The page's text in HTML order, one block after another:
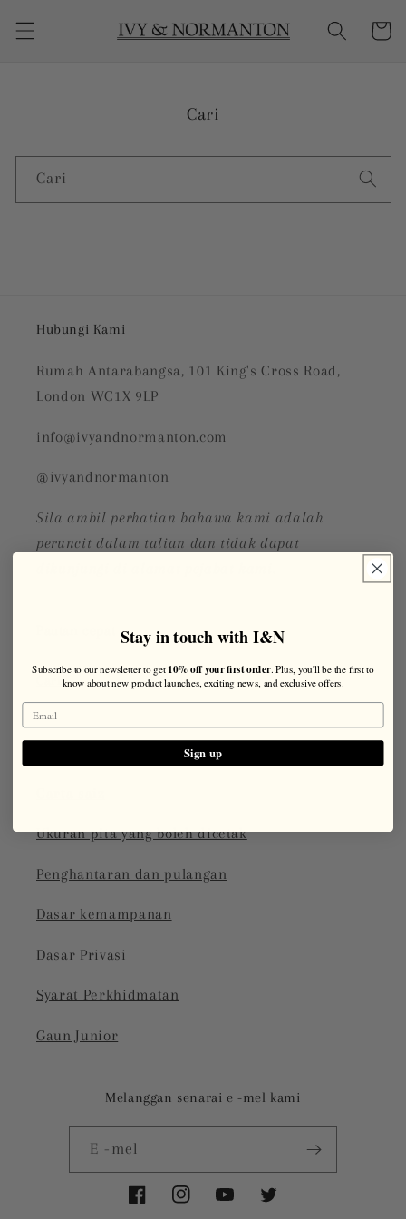
ke
kandungan
Kereta
Cari
Cari
Hubungi Kami
Rumah Antarabangsa, 101 King's Cross Road,
London WC1X 9LP
info@ivyandnormanton.com
@ivyandnormanton
Sila ambil perhatian bahawa kami adalah
peruncit dalam talian dan tidak dapat
Ukuran pita yang boleh dicetak
Penghantaran dan pulangan
Dasar kemampanan
Dasar Privasi
Syarat Perkhidmatan
Gaun Junior
Melanggan senarai e -mel kami
E -mel
FacebookInstagramYoutubeTwitter
Stay in touch with I&N
Subscribe to our newsletter to get 10% off your first order. Plus, you'll be the first to
know about new product launches, exciting news, and exclusive offers.
Sign up